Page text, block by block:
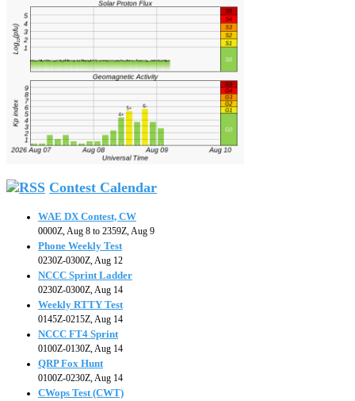
Contest Calendar
WAE DX Contest, CW
0000Z, Aug 8 to 2359Z, Aug 9
Phone Weekly Test
0230Z-0300Z, Aug 12
NCCC Sprint Ladder
0230Z-0300Z, Aug 14
Weekly RTTY Test
0145Z-0215Z, Aug 14
NCCC FT4 Sprint
0100Z-0130Z, Aug 14
QRP Fox Hunt
0100Z-0230Z, Aug 14
CWops Test (CWT)